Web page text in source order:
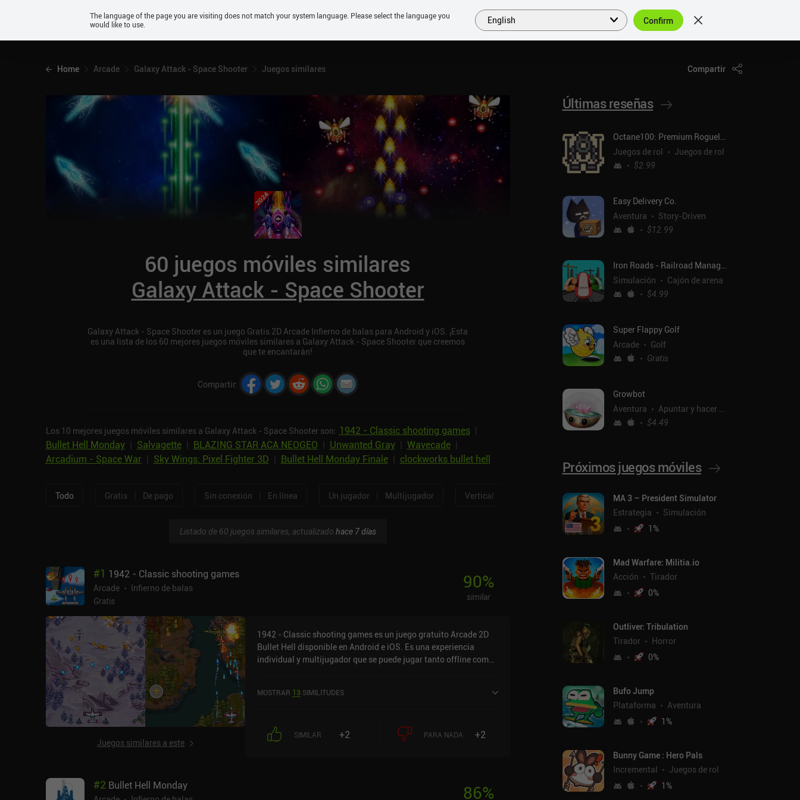
Android
PRÓXIMOS SIMILARES COLECCIONES TOP ES
Home Arcade Galaxy Attack - Space Shooter Juegos similares Compartir
60 juegos móviles similares
Galaxy Attack - Space Shooter
Galaxy Attack - Space Shooter es un juego Gratis 2D Arcade Infierno de balas para Android y iOS. ¡Esta
es una lista de los 60 mejores juegos móviles similares a Galaxy Attack - Space Shooter que creemos
que te encantarán!
Compartir:
Los 10 mejores juegos móviles similares a Galaxy Attack - Space Shooter son: 1942 - Classic shooting games|
Bullet Hell Monday| Salvagette| BLAZING STAR ACA NEOGEO Unwanted Gray| Wavecade|
Arcadium - Space War
Sky Wings: Pixel Fighter 3D Bullet Hell Monday Finale| clockworks bullet hell
Todo Gratis De pago Sin conexión En línea Un jugador Multijugador Vertical
Listado de 60 juegos similares, actualizado hace 7 días
#1 1942 - Classic shooting games
Arcade
Infierno de balas
Gratis
90%
similar
Juegos similares a este
1942 - Classic shooting games es un juego gratuito Arcade 2D
Bullet Hell disponible en Android e iOS. Es una experiencia
individual y multijugador que se puede jugar tanto offline como
en Google Play y de 4,7 sobre 5,0 en la App Store de iOS.
MOSTRAR 13 SIMILITUDES
SIMILAR +2 PARA NADA +2
#2 Bullet Hell Monday 86%
Últimas reseñas
Octane100: Premium Roguelike
Juegos de rol
Juegos de rol
$2.99
Easy Delivery Co.
Aventura
Story-Driven
$12.99
Iron Roads - Railroad Manager
Simulación
Cajón de arena
$4.99
Super Flappy Golf
Arcade
Golf
Gratis
Growbot
Aventura
Apuntar y hacer clic
$4.49
Próximos juegos móviles
MA 3 – President Simulator
Estrategia
Simulación
1%
Mad Warfare: Militia.io
Acción
Tirador
0%
Outliver: Tribulation
Tirador
Horror
0%
Bufo Jump
Plataforma
Aventura
1%
Bunny Game : Hero Pals
Incremental
Juegos de rol
1%
The language of the page you are visiting does not match your system language. Please select the language you
would like to use.
English Confirm